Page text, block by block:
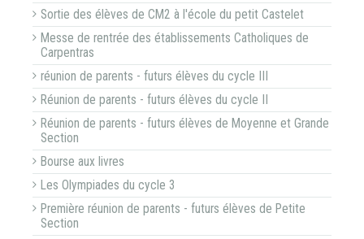
Sortie des élèves de CM2 à l'école du petit Castelet
Messe de rentrée des établissements Catholiques de
Carpentras
réunion de parents - futurs élèves du cycle III
Réunion de parents - futurs élèves du cycle II
Réunion de parents - futurs élèves de Moyenne et Grande
Section
Bourse aux livres
Les Olympiades du cycle 3
Première réunion de parents - futurs élèves de Petite
Section